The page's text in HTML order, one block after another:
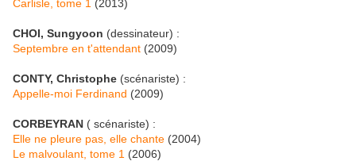
Carlisle, tome 1 (2013)
CHOI, Sungyoon (dessinateur) :
Septembre en t'attendant (2009)
CONTY, Christophe (scénariste) :
Appelle-moi Ferdinand (2009)
CORBEYRAN ( scénariste) :
Elle ne pleure pas, elle chante (2004)
Le malvoulant, tome 1 (2006)